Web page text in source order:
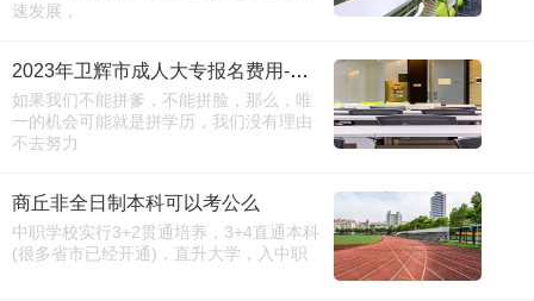
速发展，
2023年卫辉市成人大专报名费用-考试时间
如果我们不能拼爹，不能拼脸，那么，唯
一的机会可能就是拼学历，我们没有理由
不去努力
商丘非全日制本科可以考公么
中职学校实行3+2贯通培养，3+4直通本科
(很多省市已经开通)，直升大学，入中职